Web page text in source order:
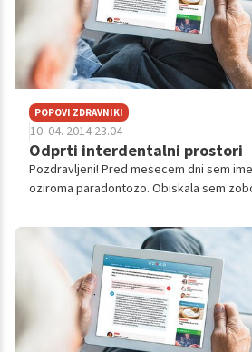
POPOVI ZDRAVNIKI
10. 04. 2014 23.04
Odprti interdentalni prostori
Pozdravljeni! Pred mesecem dni sem
oziroma paradontozo. Obiskala sem
se je vnetje in krvave...